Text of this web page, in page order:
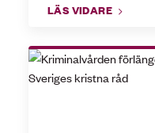
LÄS VIDARE